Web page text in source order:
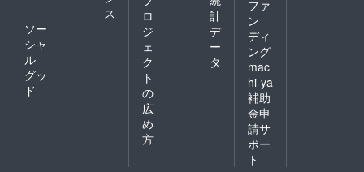
ス
ソー
シャ
ル
グッ
ド
ロ
ジ
ェ
ク
ト
の
広
め
方
計
デ
ー
タ
ファ
ン
ディ
ング
mac
hi-ya
補助
金申
請サ
ポー
ト